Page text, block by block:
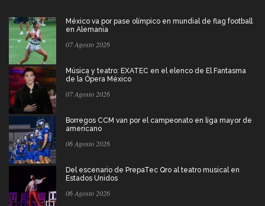
México va por pase olímpico en mundial de flag football
en Alemania
07 Agosto 2026
Música y teatro: EXATEC en el elenco de El Fantasma
de la Ópera México
07 Agosto 2026
Borregos CCM van por el campeonato en liga mayor de
americano
06 Agosto 2026
Del escenario de PrepaTec Qro al teatro musical en
Estados Unidos
06 Agosto 2026